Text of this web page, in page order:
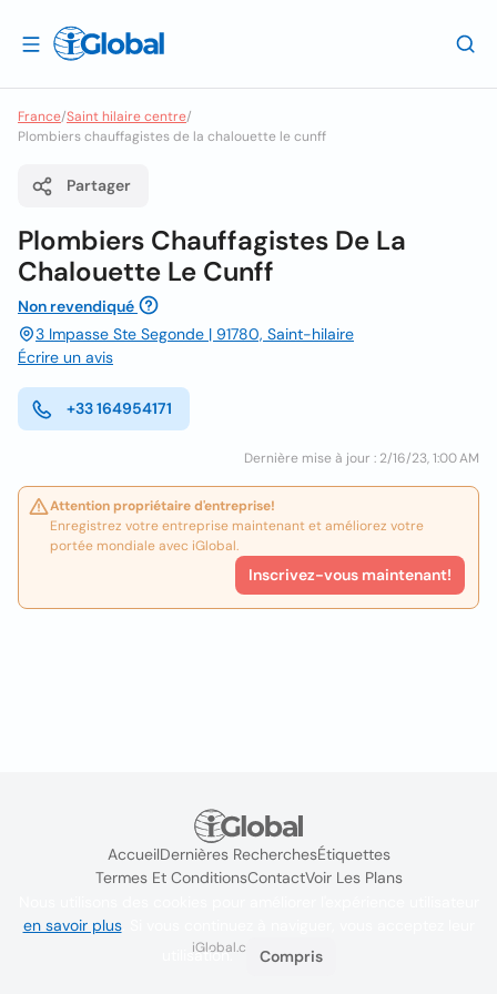
France/Saint hilaire centre/
Plombiers chauffagistes de la chalouette le cunff
Partager
Plombiers Chauffagistes De La
Chalouette Le Cunff
Non revendiqué
3 Impasse Ste Segonde | 91780, Saint-hilaire
Écrire un avis
+33 164954171
Dernière mise à jour : 2/16/23, 1:00 AM
Attention propriétaire d'entreprise!
Enregistrez votre entreprise maintenant et améliorez votre
portée mondiale avec iGlobal.
Inscrivez-vous maintenant!
AccueilDernières RecherchesÉtiquettes
Termes Et ConditionsContactVoir Les Plans
iGlobal.co @ 2024
en savoir plus. Si vous continuez à naviguer, vous acceptez leur
utilisation.
Compris